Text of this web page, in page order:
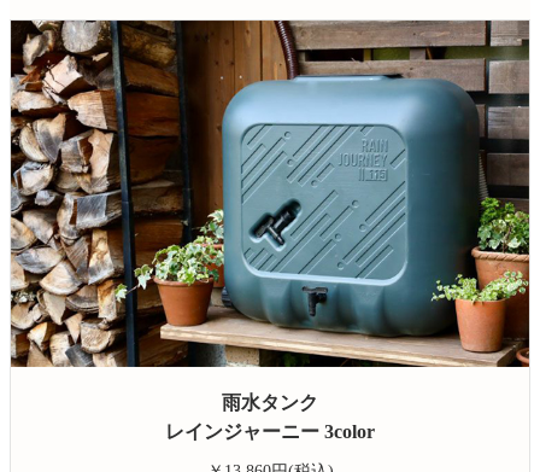
雨水タンク
レインジャーニー 3color